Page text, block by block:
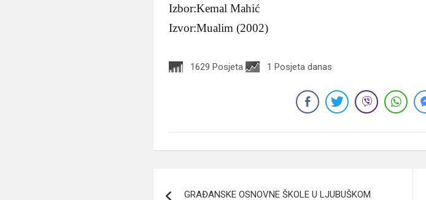
Izbor:Kemal Mahić
Izvor:Mualim (2002)
1629 Posjeta 1 Posjeta danas
GRAĐANSKE OSNOVNE ŠKOLE U LJUBUŠKOM